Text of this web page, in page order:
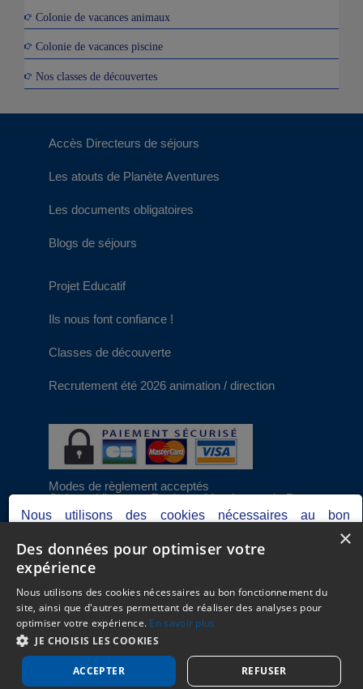
Colonie de vacances animaux
Colonie de vacances piscine
Nos classes de découvertes
Accès Directeurs de séjours
Les atouts de Planète Aventures
Les documents obligatoires
Blogs de séjours
Projet Educatif
Ils nous font confiance !
Classes de découverte
Recrutement été 2026 animation / direction
Modes de règlement acceptés
Chèque, Virement, Espèces, Mandats cash, Bons
CAF, Conseil général, Chèques vacances, Carte
bancaire, Prise en charge reçu sans règlement,
Mentions Légales
Plan du site
Espace Professionnels
Nous contacter
Réalisation Vackélys
Nous utilisons des cookies nécessaires au bon
fonctionnement du site, ainsi que d'autres permettant de
réaliser des analyses pour optimiser votre expérience.
Votre consentement peut être retiré à tout moment.
Consultez notre politique de protection des données
personnelles dans nosmentions légales.
Je refuse Je choisis
Gerer mes cookies
×
Des données pour optimiser votre
expérience
Nous utilisons des cookies nécessaires au bon fonctionnement du
site, ainsi que d'autres permettant de réaliser des analyses pour
optimiser votre expérience. En savoir plus
JE CHOISIS LES COOKIES
ACCEPTER REFUSER